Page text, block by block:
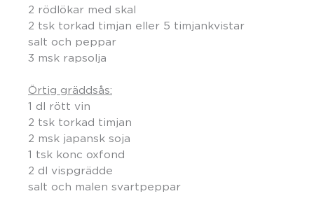
2 rödlökar med skal
2 tsk torkad timjan eller 5 timjankvistar
salt och peppar
3 msk rapsolja
Örtig gräddsås:
1 dl rött vin
2 tsk torkad timjan
2 msk japansk soja
1 tsk konc oxfond
2 dl vispgrädde
salt och malen svartpeppar